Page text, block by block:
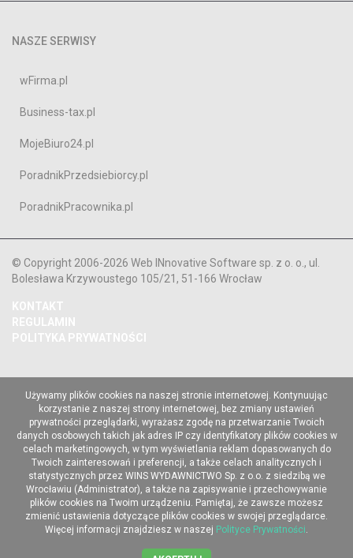
NASZE SERWISY
wFirma.pl
Business-tax.pl
MojeBiuro24.pl
PoradnikPrzedsiebiorcy.pl
PoradnikPracownika.pl
© Copyright 2006-2026 Web INnovative Software sp. z o. o., ul.
Bolesława Krzywoustego 105/21, 51-166 Wrocław
KONTAKT
REGULAMIN
POLITYKA PRYWATNOŚCI
Używamy plików cookies na naszej stronie internetowej. Kontynuując
korzystanie z naszej strony internetowej, bez zmiany ustawień
prywatności przeglądarki, wyrażasz zgodę na przetwarzanie Twoich
danych osobowych takich jak adres IP czy identyfikatory plików cookies w
celach marketingowych, w tym wyświetlania reklam dopasowanych do
Twoich zainteresowań i preferencji, a także celach analitycznych i
statystycznych przez WINS WYDAWNICTWO Sp. z o.o. z siedzibą we
Wrocławiu (Administrator), a także na zapisywanie i przechowywanie
plików cookies na Twoim urządzeniu. Pamiętaj, że zawsze możesz
zmienić ustawienia dotyczące plików cookies w swojej przeglądarce.
Więcej informacji znajdziesz w naszej Polityce Prywatności.